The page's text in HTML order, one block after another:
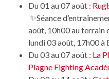
Du 01 au 07 août :
✨Séance
août, 10h00 au terrain
lundi 03 août, 17h00 à
Du 03 au 07 août : La
Plagne Fighting